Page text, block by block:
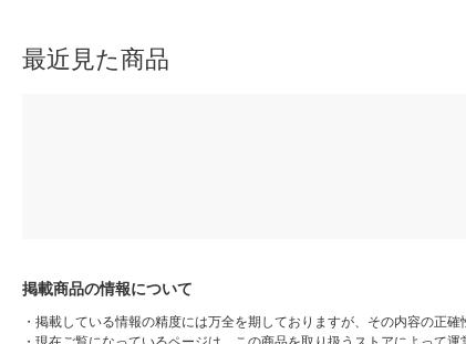
最近見た商品
掲載商品の情報について
・ 掲載している情報の精度には万全を期しておりますが、その内容の正確